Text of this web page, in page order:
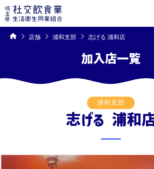
へ
店舗 浦和支部 志げる 浦和店
加入店一覧
浦和支部
志げる 浦和